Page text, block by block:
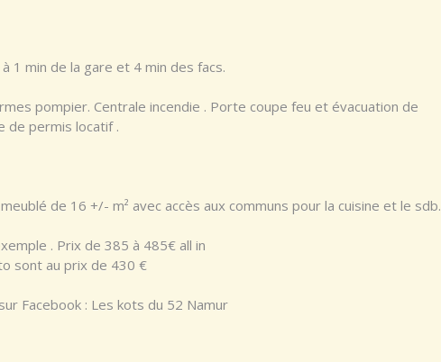
1 min de la gare et 4 min des facs.
pompier. Centrale incendie . Porte coupe feu et évacuation de
de permis locatif .
de 16 +/- m² avec accès aux communs pour la cuisine et le sdb.
. Prix de 385 à 485€ all in
sont au prix de 430 €
Facebook : Les kots du 52 Namur